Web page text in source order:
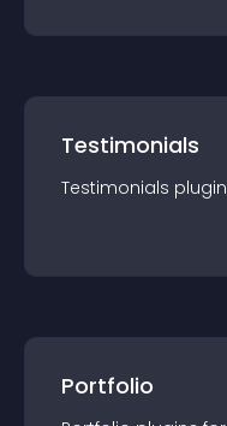
Testimonials
Testimonials plugin
Portfolio